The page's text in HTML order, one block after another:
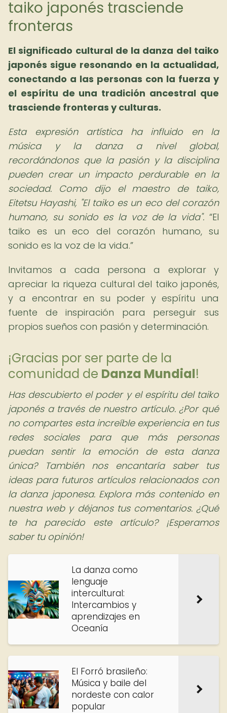
taiko japonés trasciende
fronteras
El significado cultural de la danza del taiko
japonés sigue resonando en la actualidad,
conectando a las personas con la fuerza y
el espíritu de una tradición ancestral que
trasciende fronteras y culturas.
Esta expresión artística ha influido en la
música y la danza a nivel global,
recordándonos que la pasión y la disciplina
pueden crear un impacto perdurable en la
sociedad. Como dijo el maestro de taiko,
Eitetsu Hayashi, "El taiko es un eco del corazón
humano, su sonido es la voz de la vida".
El
taiko es un eco del corazón humano, su
sonido es la voz de la vida.
Invitamos a cada persona a explorar y
apreciar la riqueza cultural del taiko japonés,
y a encontrar en su poder y espíritu una
fuente de inspiración para perseguir sus
propios sueños con pasión y determinación.
¡Gracias por ser parte de la
comunidad de Danza Mundial!
Has descubierto el poder y el espíritu del taiko
japonés a través de nuestro artículo. ¿Por qué
no compartes esta increíble experiencia en tus
redes sociales para que más personas
puedan sentir la emoción de esta danza
única? También nos encantaría saber tus
ideas para futuros artículos relacionados con
la danza japonesa. Explora más contenido en
nuestra web y déjanos tus comentarios. ¿Qué
te ha parecido este artículo? ¡Esperamos
saber tu opinión!
La danza como
lenguaje
intercultural:
Intercambios y
aprendizajes en
Oceanía
El Forró brasileño:
Música y baile del
nordeste con calor
popular